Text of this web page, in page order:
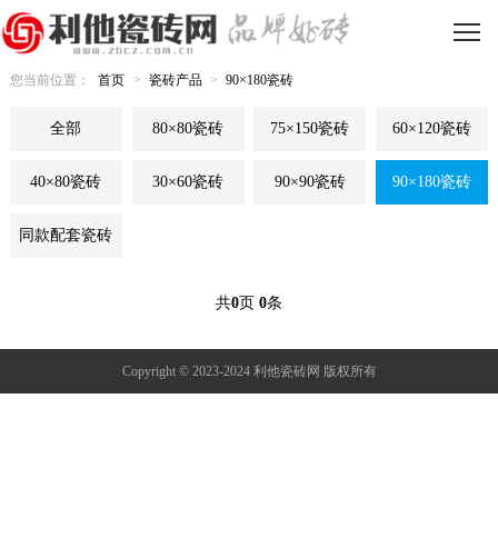
您当前位置： 首页 > 瓷砖产品 > 90×180瓷砖
全部 80×80瓷砖 75×150瓷砖 60×120瓷砖
40×80瓷砖 30×60瓷砖 90×90瓷砖 90×180瓷砖
同款配套瓷砖
共0页 0条
Copyright © 2023-2024 利他瓷砖网 版权所有